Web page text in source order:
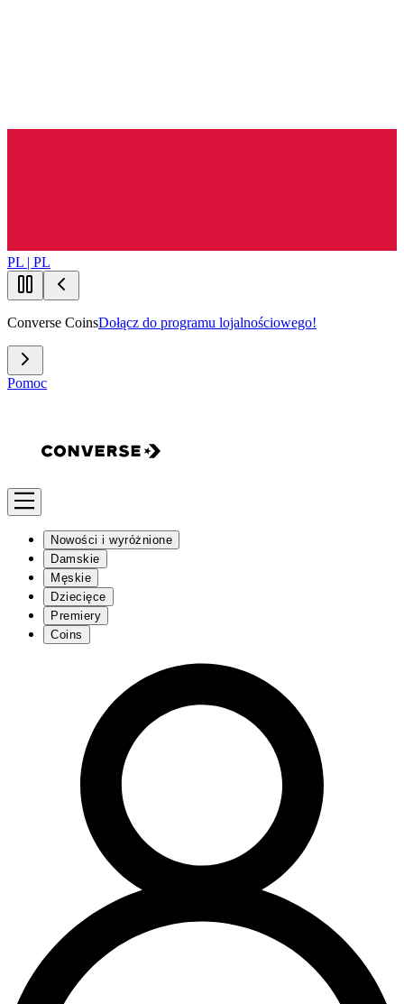
PL | PL
Converse CoinsDołącz do programu lojalnościowego!
Pomoc
Nowości i wyróżnione
Damskie
Męskie
Dziecięce
Premiery
Coins